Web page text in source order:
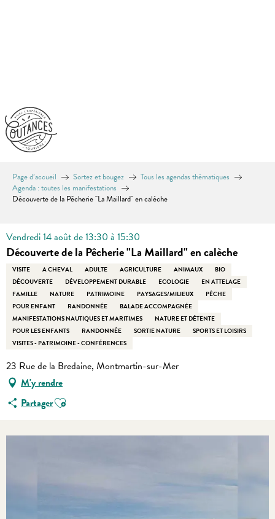
Page d’accueil Sortez et bougez
Tous les agendas thématiques
Agenda : toutes les manifestations
Découverte de la Pêcherie "La Maillard" en calèche
Vendredi 14 août de 13:30 à 15:30
Découverte de la Pêcherie "La Maillard" en calèche
VISITE A CHEVAL ADULTE AGRICULTURE ANIMAUX
BIO
DÉCOUVERTE
DÉVELOPPEMENT DURABLE ECOLOGIE
EN ATTELAGE
FAMILLE
NATURE PATRIMOINE PAYSAGES/MILIEUX
PÊCHE
POUR ENFANT
RANDONNÉE
BALADE ACCOMPAGNÉE
MANIFESTATIONS NAUTIQUES ET MARITIMES
NATURE ET DÉTENTE
POUR LES ENFANTS
RANDONNÉE SORTIE NATURE
SPORTS ET LOISIRS
VISITES - PATRIMOINE - CONFÉRENCES
23 Rue de la Bredaine, Montmartin-sur-Mer
M'y rendre
PartagerAjouter aux favoris